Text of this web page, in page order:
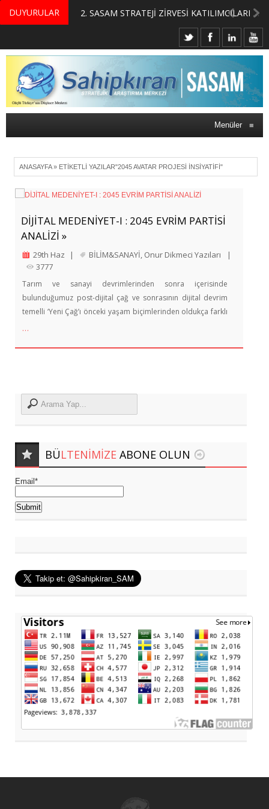
DUYURULAR
MERKEZİMİZ BÜNYESİNDE YETİŞTİRİLMEK ÜZERE GÖNÜLLÜ ÜLKE MASASI UZMANI VE UZMAN ADAYLARI ARIYORUZ 2. SASAM STRATEJİ ZİRVESİ KATILIMCILARI BELLİ OLDU
Menüler ≡
ANASAYFA» ETIKETLI YAZILAR"2045 AVATAR PROJESI İNSIYATIFI"
DİJİTAL MEDENİYET-I : 2045 EVRİM PARTİSİ
ANALİZİ »
29th Haz | BİLİM&SANAYİ Onur Dikmeci Yazıları
|
3777
Tarım ve sanayi devrimlerinden sonra içerisinde
bulunduğumuz post-dijital çağ ve sonrasının dijital devrim
temelli ‘Yeni Çağ’ı önceki yaşam biçimlerinden oldukça farklı
…
BÜLTENIMIZE ABONE OLUN
Email*